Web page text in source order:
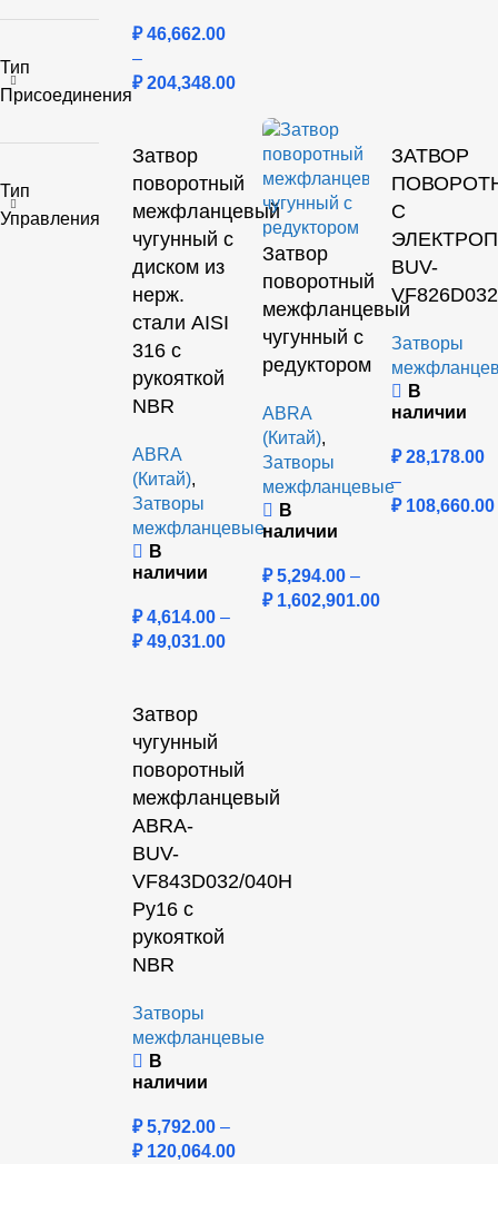
Тип
Присоединения
Тип
Управления
₽46,662.00
–
₽204,348.00
Затвор
поворотный
межфланцевый
чугунный с
диском из
нерж.
стали AISI
316 с
рукояткой
NBR
ABRA
(Китай),
Затворы
межфланцевые
В
наличии
₽4,614.00 –
₽49,031.00
Затвор
поворотный
межфланцевый
чугунный с
редуктором
ABRA
(Китай),
Затворы
межфланцевые
В
наличии
₽5,294.00 –
₽1,602,901.00
ЗАТВОР
С
BUV-
Затворы
В
наличии
₽28,178.00
–
₽108,660.00
Затвор
чугунный
поворотный
межфланцевый
ABRA-
BUV-
VF843D032/040H
Ру16 с
рукояткой
NBR
Затворы
межфланцевые
В
наличии
₽5,792.00 –
₽120,064.00